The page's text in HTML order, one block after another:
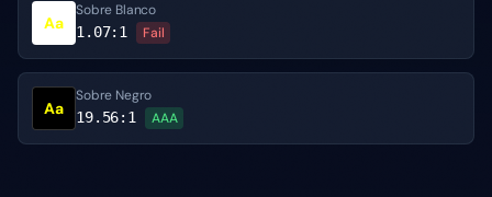
Aa
Sobre Blanco
1.07:1 Fail
Aa
Sobre Negro
19.56:1 AAA